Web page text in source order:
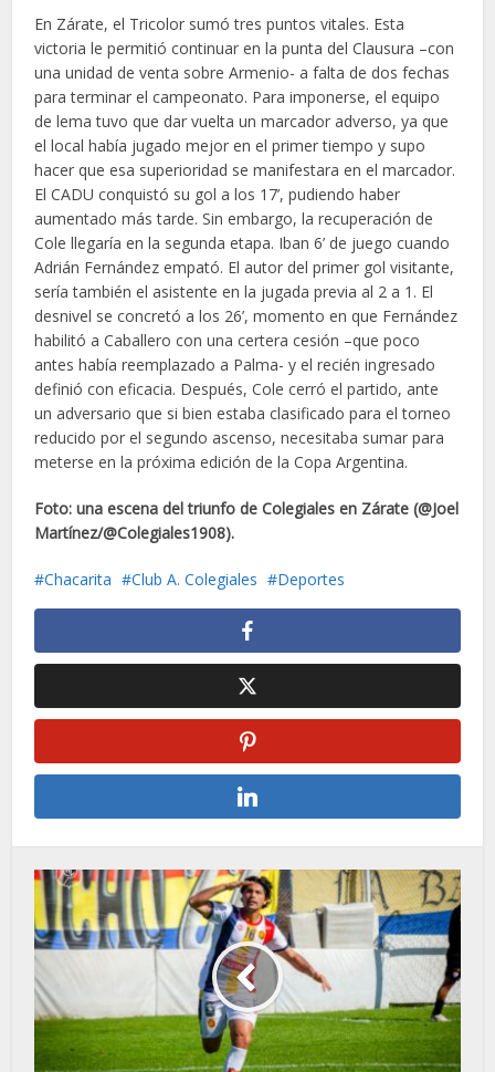
En Zárate, el Tricolor sumó tres puntos vitales. Esta
victoria le permitió continuar en la punta del Clausura –con
una unidad de venta sobre Armenio- a falta de dos fechas
para terminar el campeonato. Para imponerse, el equipo
de lema tuvo que dar vuelta un marcador adverso, ya que
el local había jugado mejor en el primer tiempo y supo
hacer que esa superioridad se manifestara en el marcador.
El CADU conquistó su gol a los 17’, pudiendo haber
aumentado más tarde. Sin embargo, la recuperación de
Cole llegaría en la segunda etapa. Iban 6’ de juego cuando
Adrián Fernández empató. El autor del primer gol visitante,
sería también el asistente en la jugada previa al 2 a 1. El
desnivel se concretó a los 26’, momento en que Fernández
habilitó a Caballero con una certera cesión –que poco
antes había reemplazado a Palma- y el recién ingresado
definió con eficacia. Después, Cole cerró el partido, ante
un adversario que si bien estaba clasificado para el torneo
reducido por el segundo ascenso, necesitaba sumar para
meterse en la próxima edición de la Copa Argentina.
Foto: una escena del triunfo de Colegiales en Zárate (@Joel
Martínez/@Colegiales1908).
Chacarita Club A. Colegiales Deportes